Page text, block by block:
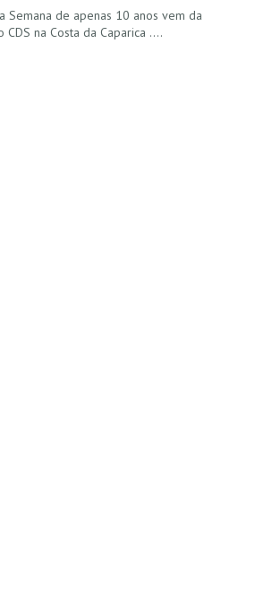
Semana de apenas 10 anos vem da
CDS na Costa da Caparica ....